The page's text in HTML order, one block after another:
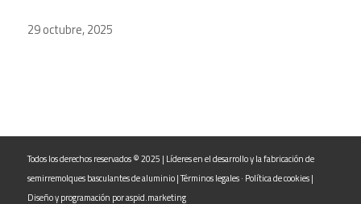
29 octubre, 2025
Todos los derechos reservados © 2025 | Líderes en el desarrollo y la fabricación de
semirremolques basculantes de aluminio |Términos legales· Política de cookies|
Diseño y programación poraspid.marketing